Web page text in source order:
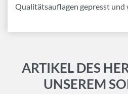
Qualitätsauflagen gepresst
ARTIKEL DES
UNSEREM